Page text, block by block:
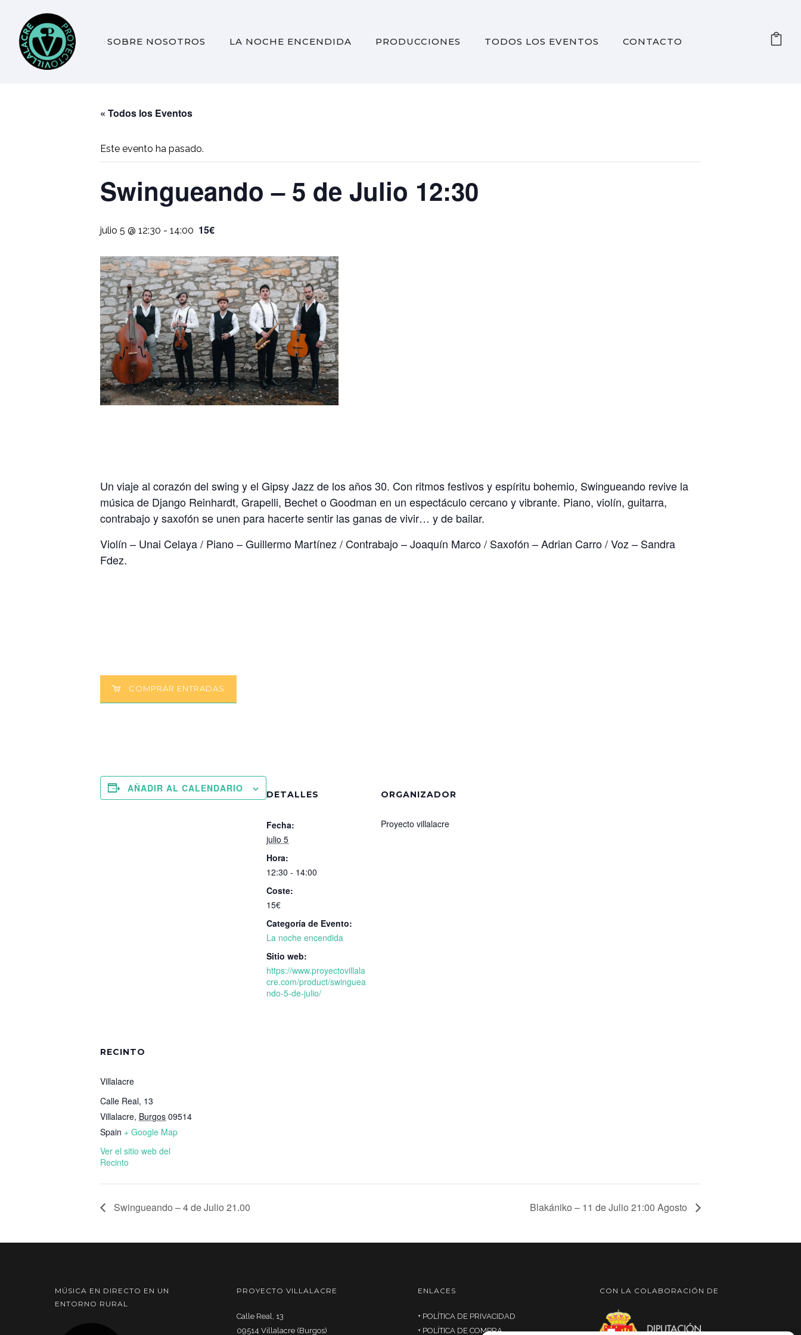
SOBRE NOSOTROS LA NOCHE ENCENDIDA PRODUCCIONES TODOS LOS EVENTOS CONTACTO
« Todos los Eventos
Este evento ha pasado.
Swingueando – 5 de Julio 12:30
julio 5 @ 12:30 - 14:00 15€
Un viaje al corazón del swing y el Gipsy Jazz de los años 30. Con ritmos festivos y espíritu bohemio, Swingueando revive la
música de Django Reinhardt, Grapelli, Bechet o Goodman en un espectáculo cercano y vibrante. Piano, violín, guitarra,
contrabajo y saxofón se unen para hacerte sentir las ganas de vivir… y de bailar.
Violín – Unai Celaya / Piano – Guillermo Martínez / Contrabajo – Joaquín Marco / Saxofón – Adrian Carro / Voz – Sandra
Fdez.
COMPRAR ENTRADAS
AÑADIR AL CALENDARIO
DETALLES
Fecha:
julio 5
Hora:
12:30 - 14:00
Coste:
15€
Categoría de Evento:
La noche encendida
Sitio web:
https://www.proyectovillala
cre.com/product/swinguea
ndo-5-de-julio/
ORGANIZADOR
Proyecto villalacre
RECINTO
Villalacre
Calle Real, 13
Villalacre, Burgos 09514
Spain + Google Map
Ver el sitio web del
Recinto
Swingueando – 4 de Julio 21.00 Blakániko – 11 de Julio 21:00 Agosto
MÚSICA EN DIRECTO EN UN
ENTORNO RURAL
PROYECTO VILLALACRE
Calle Real, 13
09514 Villalacre (Burgos)
ENLACES
+ POLÍTICA DE PRIVACIDAD
+ POLÍTICA DE COMPRA
CON LA COLABORACIÓN DE